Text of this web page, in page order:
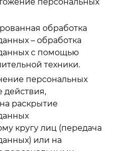
обработка
– обработка
с помощью
техники.
персональных
действия,
раскрытие
кругу лиц (передача
или на